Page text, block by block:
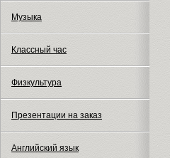
Музыка
Классный час
Физкультура
Презентации на заказ
Английский язык